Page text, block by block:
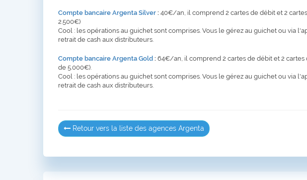
Compte bancaire Argenta Silver : 40€/an, il comprend 2 cartes de débit et 2
2.500€)
Cool : les opérations au guichet sont comprises. Vous le gérez au guichet ou via
retrait de cash aux distributeurs.
Compte bancaire Argenta Gold : 64€/an, il comprend 2 cartes de débit et 2
de 5.000€).
Cool : les opérations au guichet sont comprises. Vous le gérez au guichet ou via
retrait de cash aux distributeurs.
Retour vers la liste des agences Argenta